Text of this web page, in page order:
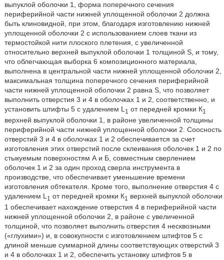
выпуклой оболочки 1, форма поперечного сечения
периферийной части нижней уплощенной оболочки 2 должна
быть клиновидной, при этом, благодаря изготовлению нижней
уплощенной оболочки 2 с использованием слоев ткани из
термостойкой нити плоского плетения, с увеличенной
относительно верхней выпуклой оболочки 1 толщиной S, и тому,
что облегчающая выборка 6 композиционного материала,
выполнена в центральной части нижней уплощенной оболочки 2,
максимальная толщина поперечного сечения периферийной
части нижней уплощенной оболочки 2 равна S, что позволяет
выполнить отверстия 3 и 4 в оболочках 1 и 2, соответственно, и
установить штифты 5 с удалением L 1 от передней кромки К1
верхней выпуклой оболочки 1, в районе увеличенной толщины
периферийной части нижней уплощенной оболочки 2. Соосность
отверстий 3 и 4 в оболочках 1 и 2 обеспечивается за счет
изготовления этих отверстий после склеивания оболочек 1 и 2 по
стыкуемым поверхностям А и Б, совместным сверлением
оболочек 1 и 2 за один проход сверла инструмента в
производстве, что обеспечивает уменьшение времени
изготовления обтекателя. Кроме того, выполнение отверстия 4 с
удалением L 1 от передней кромки К1
верхней выпуклой оболочки
1 обеспечивает нахождение отверстия 4 в периферийной части
нижней уплощенной оболочки 2, в районе с увеличенной
толщиной, что позволяет выполнить отверстия 4 несквозными
(«глухими») и, в совокупности с изготовлением штифтов 5 с
длиной меньше суммарной длины соответствующих отверстий 3
и 4 в оболочках 1 и 2, обеспечить установку штифтов 5 в